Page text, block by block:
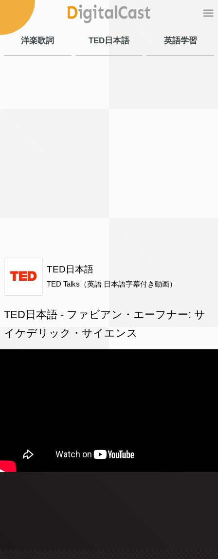
洋楽歌詞 TED日本語 英語学習
TED日本語
TED Talks（英語 日本語字幕付き動画）
TED日本語 - ファビアン・エーフナー: サ
イケデリック・サイエンス